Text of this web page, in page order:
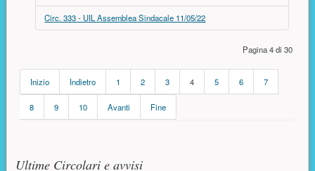
Circ. 333 - UIL Assemblea Sindacale 11/05/22
Pagina 4 di 30
Inizio Indietro 1 2 3 4 5 6 7
8 9 10 Avanti Fine
Ultime Circolari e avvisi